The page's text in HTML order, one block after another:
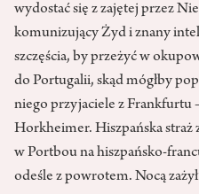
wydostać się z zajętej przez
komunizujący Żyd i znany
szczęścia, by przeżyć w
do Portugalii, skąd mógłby
niego przyjaciele z Frankfurtu
Horkheimer. Hiszpańska straż
w Portbou na hiszpańsko-
odeśle z powrotem. Nocą